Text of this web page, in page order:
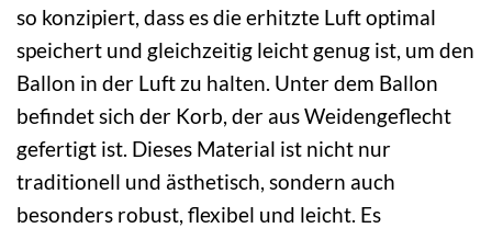
so konzipiert, dass es die erhitzte Luft optimal
speichert und gleichzeitig leicht genug ist, um den
Ballon in der Luft zu halten. Unter dem Ballon
befindet sich der Korb, der aus Weidengeflecht
gefertigt ist. Dieses Material ist nicht nur
traditionell und ästhetisch, sondern auch
besonders robust, flexibel und leicht. Es